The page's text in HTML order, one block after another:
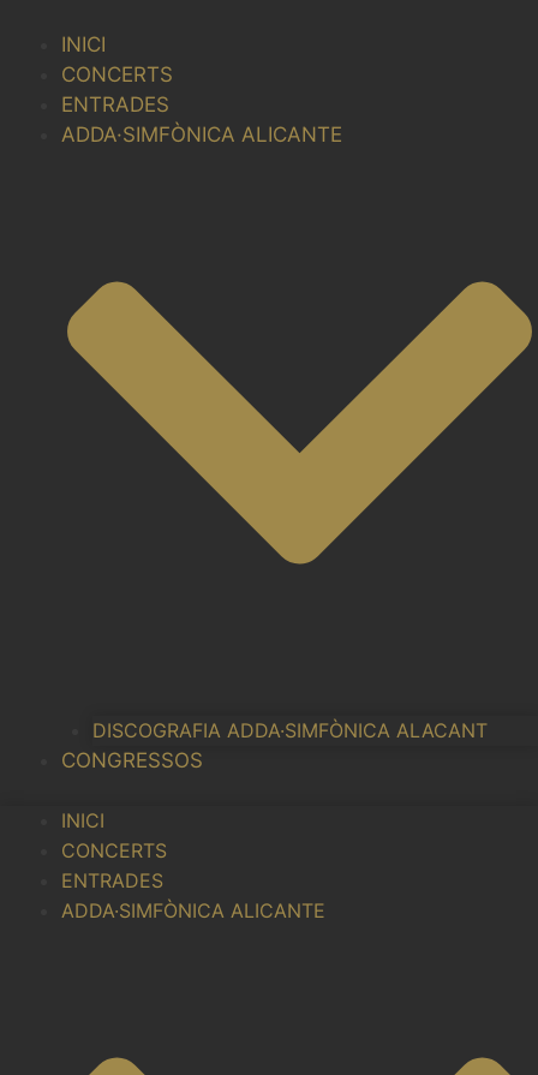
contingut
INICI
CONCERTS
ENTRADES
ADDA·SIMFÒNICA ALICANTE
DISCOGRAFIA ADDA·SIMFÒNICA ALACANT
CONGRESSOS
INICI
CONCERTS
ENTRADES
ADDA·SIMFÒNICA ALICANTE